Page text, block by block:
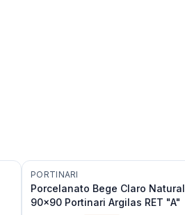
PORTINARI
Porcelanato Bege Claro Natural
90x90 Portinari Argilas RET "A"